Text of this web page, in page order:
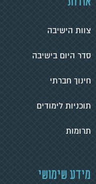
צוות הישיבה
סדר היום בישיבה
חינוך חברתי
תוכניות לימודים
תרומות
מידע שימושי